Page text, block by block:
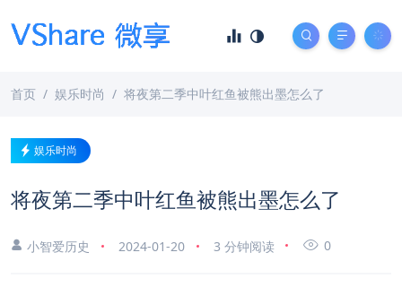
首页 娱乐时尚 将夜第二季中叶红鱼被熊出墨怎么了
娱乐时尚
将夜第二季中叶红鱼被熊出墨怎么了
小智爱历史 2024-01-20 3 分钟阅读 0